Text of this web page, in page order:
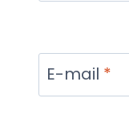
E-mail *